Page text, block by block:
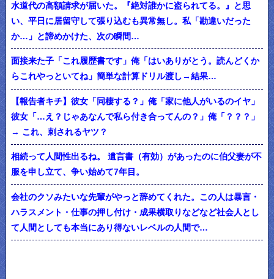
水道代の高額請求が届いた。『絶対誰かに盗られてる。』と思
い、平日に居留守して張り込むも異常無し。私「勘違いだった
か…」と諦めかけた、次の瞬間…
面接来た子「これ履歴書です」俺「はいありがとう。読んどくか
らこれやっといてね」簡単な計算ドリル渡し→結果…
【報告者キチ】彼女「同棲する？」俺「家に他人がいるのイヤ」
彼女「…え？じゃあなんで私ら付き合ってんの？」俺「？？？」
→ これ、刺されるヤツ？
相続って人間性出るね。 遺言書（有効）があったのに伯父妻が不
服を申し立て、争い始めて7年目。
会社のクソみたいな先輩がやっと辞めてくれた。この人は暴言・
ハラスメント・仕事の押し付け・成果横取りなどなど社会人とし
て人間としても本当にあり得ないレベルの人間で…